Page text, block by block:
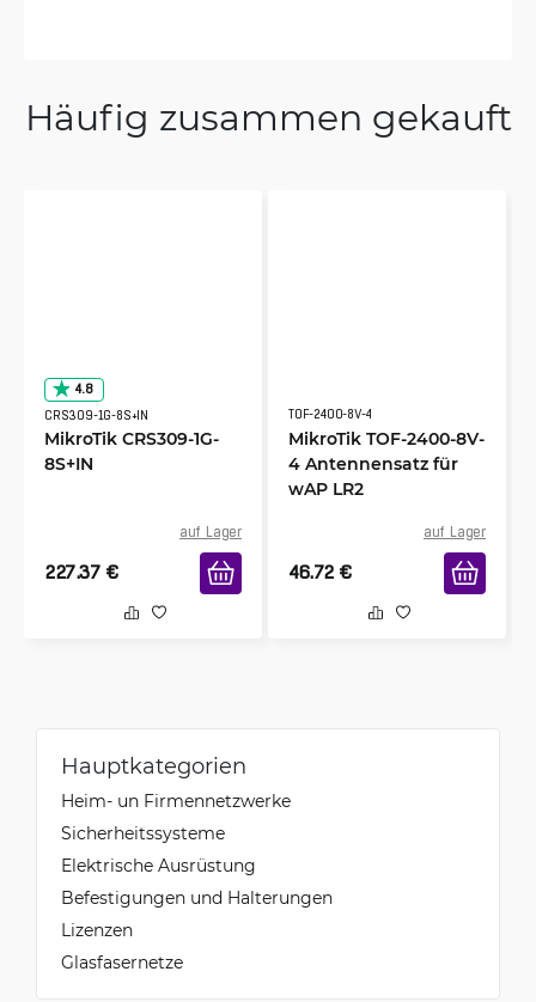
Häufig zusammen gekauft
4.8
CRS309-1G-8S+IN
MikroTik CRS309-1G-
8S+IN
auf Lager
227.37 €
TOF-2400-8V-4
MikroTik TOF-2400-8V-
4 Antennensatz für
wAP LR2
auf Lager
46.72 €
Hauptkategorien
Heim- un Firmennetzwerke
Sicherheitssysteme
Elektrische Ausrüstung
Befestigungen und Halterungen
Lizenzen
Glasfasernetze